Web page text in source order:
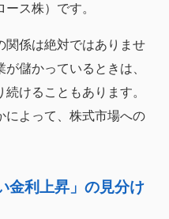
ス株）です。
関係は絶対ではありませ
儲かっているときは、
けることもあります。
によって、株式市場への
金利上昇」の見分け